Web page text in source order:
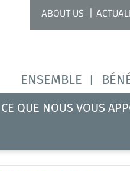
ENSEMBLE
ABOUT US
CE QUE NOUS VOUS